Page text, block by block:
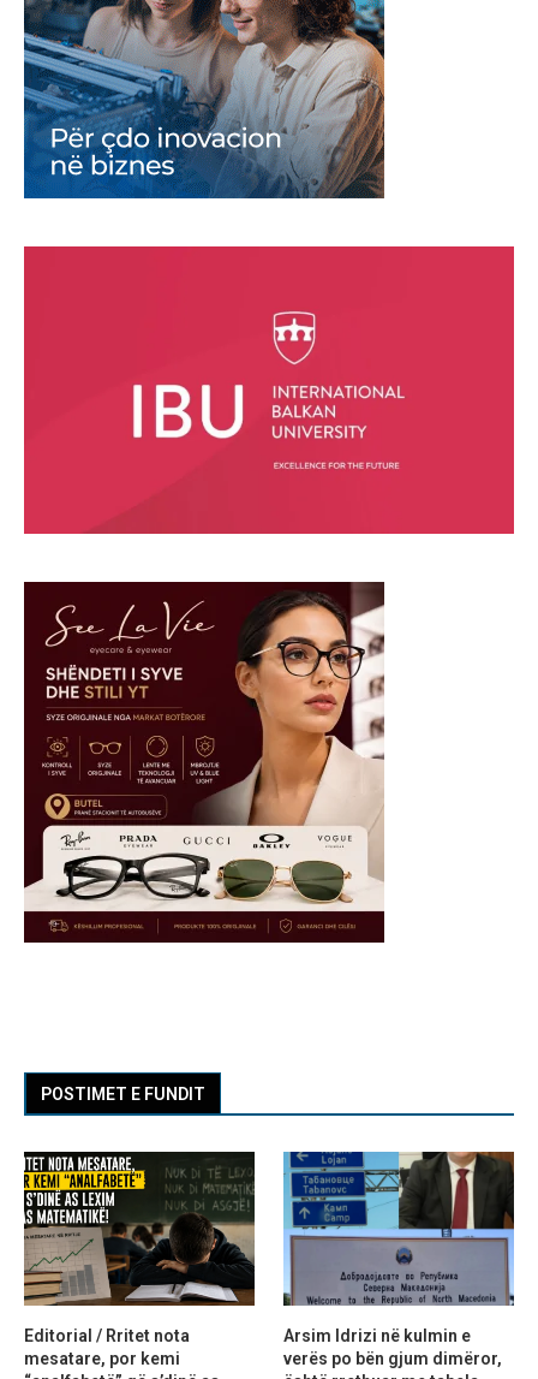
POSTIMET E FUNDIT
Editorial / Rritet nota
mesatare, por kemi
Arsim Idrizi në kulmin e
verës po bën gjum dimëror,